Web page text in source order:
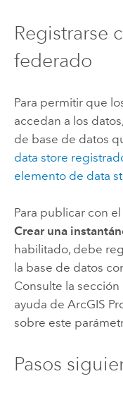
Registrarse
federado
Para permitir que
accedan a los
de base de datos
data store
elemento de data
Para publicar con
Crear una
habilitado, debe
la base de datos
Consulte la sección
ayuda de ArcGIS
sobre este
Pasos